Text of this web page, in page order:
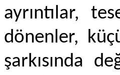
ayrıntılar,
dönenler,
şarkısında